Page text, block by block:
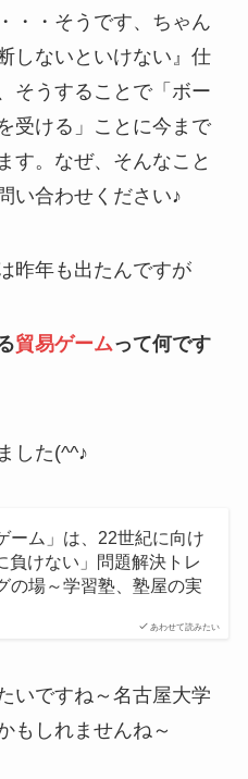
・・そうです、ちゃん
しないといけない』仕
そうすることで「ボー
受ける」ことに今まで
す。なぜ、そんなこと
い合わせください♪
昨年も出たんですが
貿易ゲームって何です
した(^^♪
あわせて読みたい
ーム」は、22世紀に向け
負けない」問題解決トレ
の場～学習塾、塾屋の実
いですね～名古屋大学
もしれませんね～